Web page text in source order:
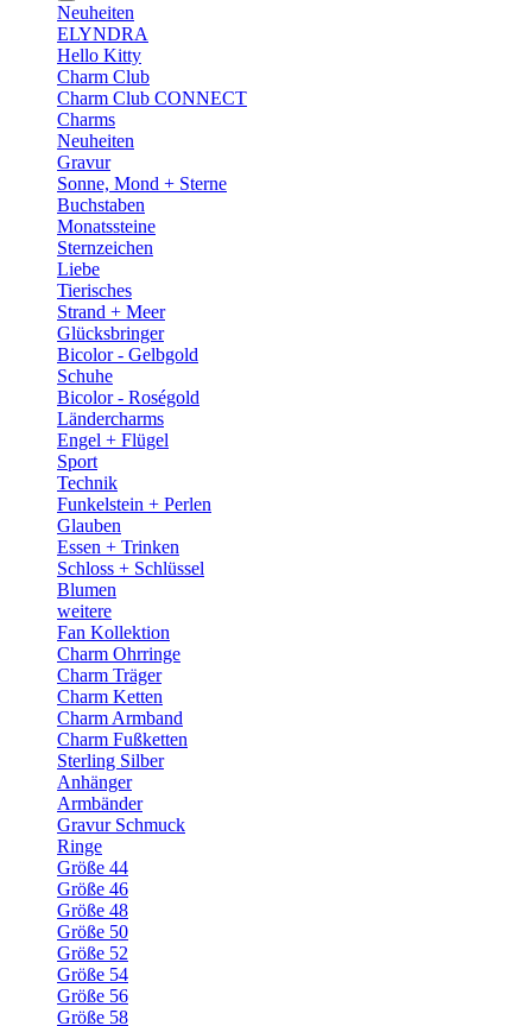
Neuheiten
ELYNDRA
Hello Kitty
Charm Club
Charm Club CONNECT
Charms
Neuheiten
Gravur
Sonne, Mond + Sterne
Buchstaben
Monatssteine
Sternzeichen
Liebe
Tierisches
Strand + Meer
Glücksbringer
Bicolor - Gelbgold
Schuhe
Bicolor - Roségold
Ländercharms
Engel + Flügel
Sport
Technik
Funkelstein + Perlen
Glauben
Essen + Trinken
Schloss + Schlüssel
Blumen
weitere
Fan Kollektion
Charm Ohrringe
Charm Träger
Charm Ketten
Charm Armband
Charm Fußketten
Sterling Silber
Anhänger
Armbänder
Gravur Schmuck
Ringe
Größe 44
Größe 46
Größe 48
Größe 50
Größe 52
Größe 54
Größe 56
Größe 58